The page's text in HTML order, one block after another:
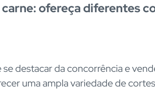
carne: ofereça diferentes
destacar da concorrência e
uma ampla variedade de